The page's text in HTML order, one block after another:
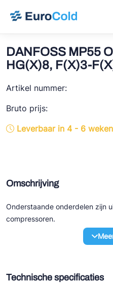
info@eurocold.nl
Merken
BOCK
REFFLEX®
Doucette Industries
TEKLAB
Koudemiddelen
Diensten
Downloads
Nieuws
Over ons
DANFOSS MP55
HG(X)8, F(X)3-
Artikel nummer:
Bruto prijs:
Leverbaar in 4 - 6 weken
Omschrijving
Onderstaande onderdelen zijn
compressoren.
Technische specificaties